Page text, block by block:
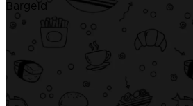
Bargeld